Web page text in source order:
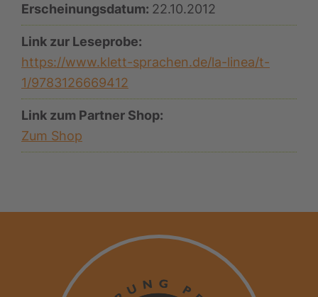
Erscheinungsdatum: 22.10.2012
Link zur Leseprobe:
https://www.klett-sprachen.de/la-linea/t-
1/9783126669412
Link zum Partner Shop:
Zum Shop